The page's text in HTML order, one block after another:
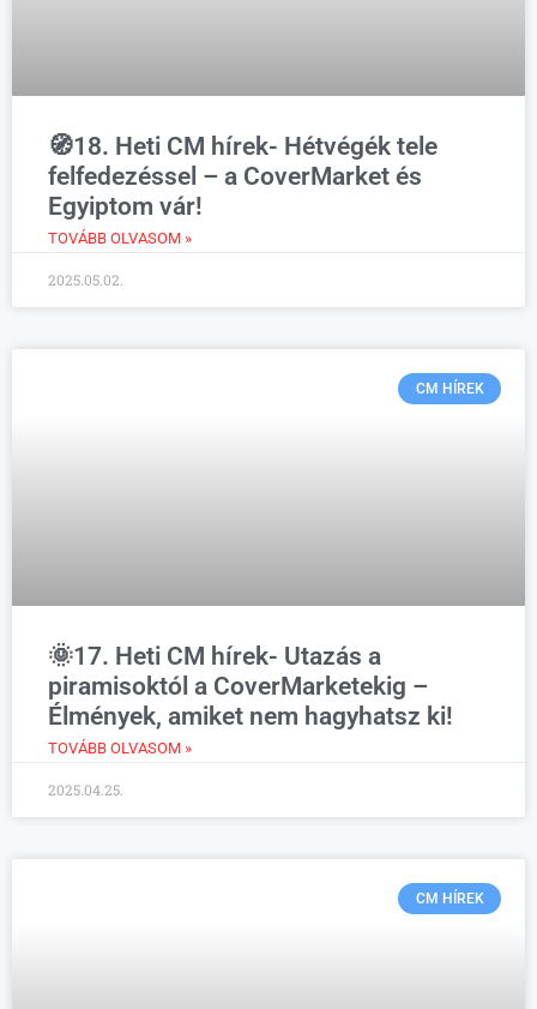
🧭18. Heti CM hírek- Hétvégék tele
felfedezéssel – a CoverMarket és
Egyiptom vár!
TOVÁBB OLVASOM »
2025.05.02.
CM HÍREK
🌞17. Heti CM hírek- Utazás a
piramisoktól a CoverMarketekig –
Élmények, amiket nem hagyhatsz ki!
TOVÁBB OLVASOM »
2025.04.25.
CM HÍREK